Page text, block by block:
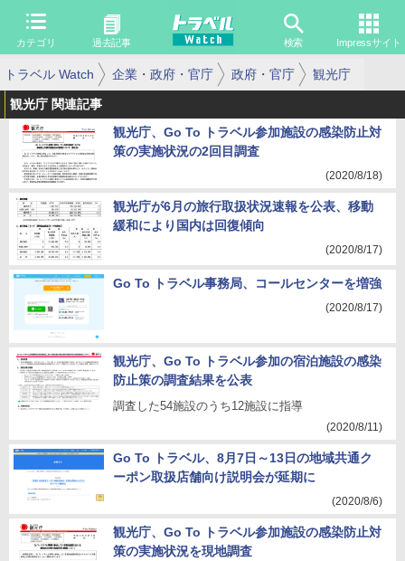
カテゴリ 過去記事 検索 Impressサイト
トラベル Watch 企業・政府・官庁 政府・官庁 観光庁
観光庁 関連記事
観光庁、Go To トラベル参加施設の感染防止対
策の実施状況の2回目調査
(2020/8/18)
観光庁が6月の旅行取扱状況速報を公表、移動
緩和により国内は回復傾向
(2020/8/17)
Go To トラベル事務局、コールセンターを増強
(2020/8/17)
観光庁、Go To トラベル参加の宿泊施設の感染
防止策の調査結果を公表
調査した54施設のうち12施設に指導
(2020/8/11)
Go To トラベル、8月7日～13日の地域共通ク
ーポン取扱店舗向け説明会が延期に
(2020/8/6)
観光庁、Go To トラベル参加施設の感染防止対
策の実施状況を現地調査